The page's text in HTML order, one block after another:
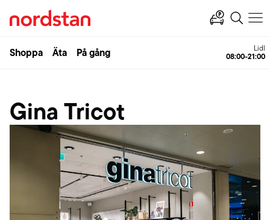
Shoppa Äta På gång Lidl
08:00-21:00
Gina Tricot